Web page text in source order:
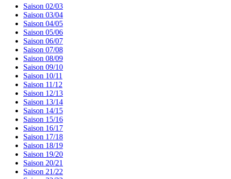
Saison 02/03
Saison 03/04
Saison 04/05
Saison 05/06
Saison 06/07
Saison 07/08
Saison 08/09
Saison 09/10
Saison 10/11
Saison 11/12
Saison 12/13
Saison 13/14
Saison 14/15
Saison 15/16
Saison 16/17
Saison 17/18
Saison 18/19
Saison 19/20
Saison 20/21
Saison 21/22